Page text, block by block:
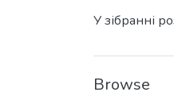
У зібранні
Browse